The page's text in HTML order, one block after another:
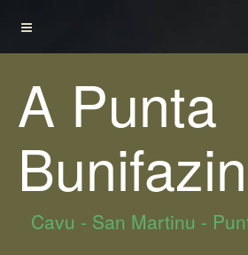
A Punta
Cavu - San Martinu -